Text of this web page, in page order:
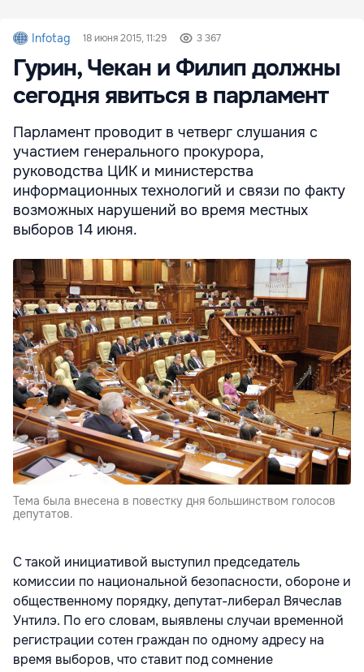
Infotag 18 июня 2015, 11:29 3 367
Гурин, Чекан и Филип должны
сегодня явиться в парламент
Парламент проводит в четверг слушания с
участием генерального прокурора,
руководства ЦИК и министерства
информационных технологий и связи по факту
возможных нарушений во время местных
выборов 14 июня.
Тема была внесена в повестку дня большинством голосов
депутатов.
С такой инициативой выступил председатель
комиссии по национальной безопасности, обороне и
общественному порядку, депутат-либерал Вячеслав
Унтилэ. По его словам, выявлены случаи временной
регистрации сотен граждан по одному адресу на
время выборов, что ставит под сомнение